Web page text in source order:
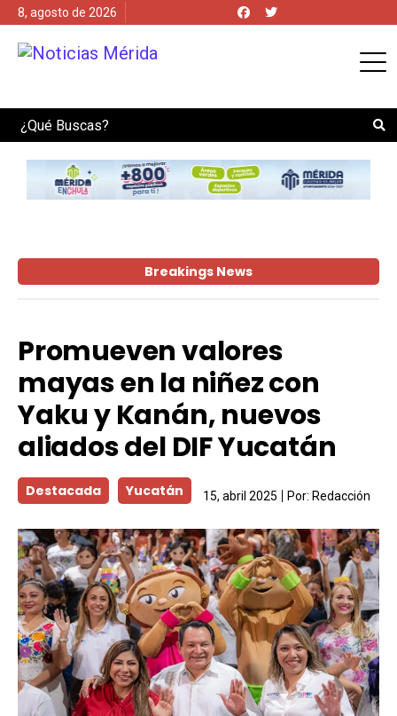
8, agosto de 2026
Search
Breakings News
Promueven valores
mayas en la niñez con
Yaku y Kanán, nuevos
aliados del DIF Yucatán
Destacada Yucatán 15, abril 2025 Por: Redacción